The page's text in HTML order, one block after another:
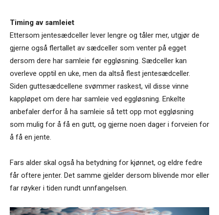
Timing av samleiet
Ettersom jentesædceller lever lengre og tåler mer, utgjør de
gjerne også flertallet av sædceller som venter på egget
dersom dere har samleie før eggløsning. Sædceller kan
overleve opptil en uke, men da altså flest jentesædceller.
Siden guttesædcellene svømmer raskest, vil disse vinne
kappløpet om dere har samleie ved eggløsning. Enkelte
anbefaler derfor å ha samleie så tett opp mot eggløsning
som mulig for å få en gutt, og gjerne noen dager i forveien for
å få en jente.
Fars alder skal også ha betydning for kjønnet, og eldre fedre
får oftere jenter. Det samme gjelder dersom blivende mor eller
far røyker i tiden rundt unnfangelsen.